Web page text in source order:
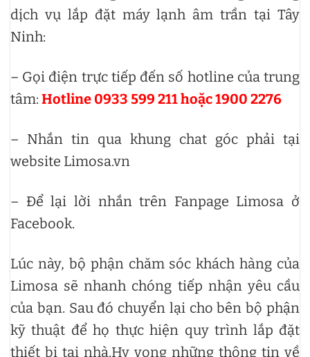
dịch vụ lắp đặt máy lạnh âm trần tại Tây
Ninh:
– Gọi điện trực tiếp đến số hotline của trung
tâm: Hotline 0933 599 211 hoặc 1900 2276
– Nhắn tin qua khung chat góc phải tại
website Limosa.vn
– Để lại lời nhắn trên Fanpage Limosa ở
Facebook.
Lúc này, bộ phận chăm sóc khách hàng của
Limosa sẽ nhanh chóng tiếp nhận yêu cầu
của bạn. Sau đó chuyển lại cho bên bộ phận
kỹ thuật để họ thực hiện quy trình lắp đặt
thiết bị tại nhà.Hy vọng những thông tin về